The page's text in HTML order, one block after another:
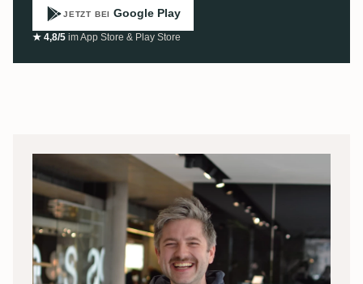
JETZT BEI Google Play
★ 4,8/5 im App Store & Play Store